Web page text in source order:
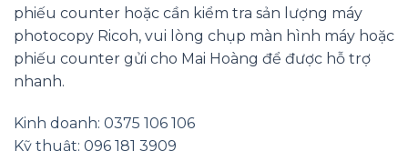
phiếu counter hoặc cần kiểm tra sản lượng máy
photocopy Ricoh, vui lòng chụp màn hình máy hoặc
phiếu counter gửi cho Mai Hoàng để được hỗ trợ
nhanh.
Kinh doanh: 0375 106 106
Kỹ thuật: 096 181 3909